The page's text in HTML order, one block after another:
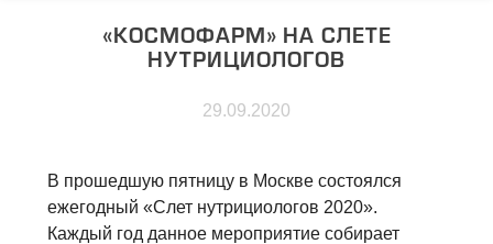
«КОСМОФАРМ» НА CЛЕТЕ
НУТРИЦИОЛОГОВ
29.09.2020
В прошедшую пятницу в Москве состоялся
ежегодный «Слет нутрициологов 2020».
Каждый год данное мероприятие собирает